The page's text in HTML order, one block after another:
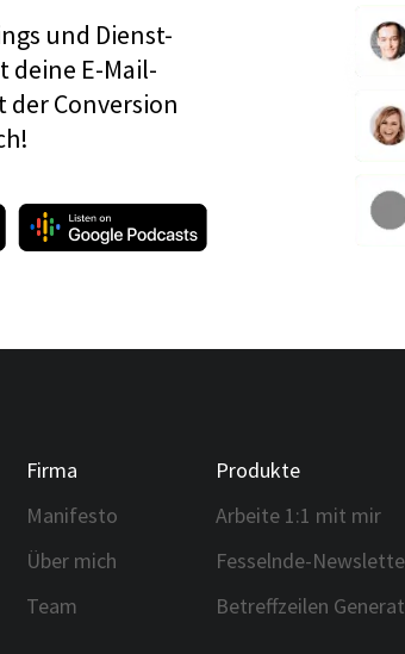
und Dienst-
deine E-Mail-
der Conversion
Firma
Manifesto
Über mich
Team
Produkte
Arbeite 1:1 mit mir
Fesselnde-
Betreffzeilen